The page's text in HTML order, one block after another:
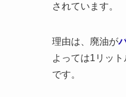
されています。
理由は、廃油が
よっては1リッ
です。